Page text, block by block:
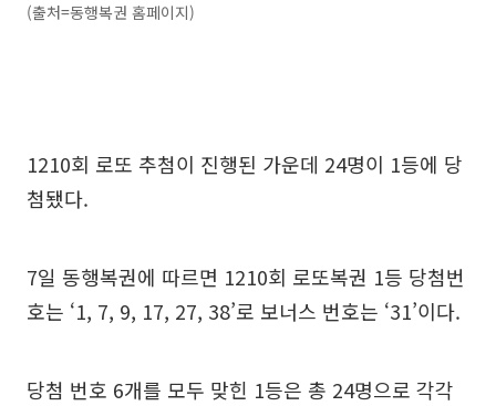
(출처=동행복권 홈페이지)
1210회 로또 추첨이 진행된 가운데 24명이 1등에 당
첨됐다.
7일 동행복권에 따르면 1210회 로또복권 1등 당첨번
호는 ‘1, 7, 9, 17, 27, 38’로 보너스 번호는 ‘31’이다.
당첨 번호 6개를 모두 맞힌 1등은 총 24명으로 각각